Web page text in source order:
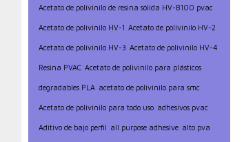
Acetato de polivinilo de resina sólida HV-B100 pvac
Acetato de polivinilo HV-1 Acetato de polivinilo HV-2
Acetato de polivinilo HV-3 Acetato de polivinilo HV-4
Resina PVAC Acetato de polivinilo para plásticos
degradables PLA acetato de polivinilo para smc
Acetato de polivinilo para todo uso adhesivos pvac
Aditivo de bajo perfil all purpose adhesive alto pva